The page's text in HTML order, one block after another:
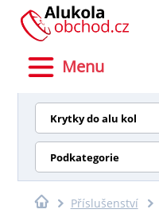
Menu
Krytky do alu kol
Podkategorie
Příslušenství